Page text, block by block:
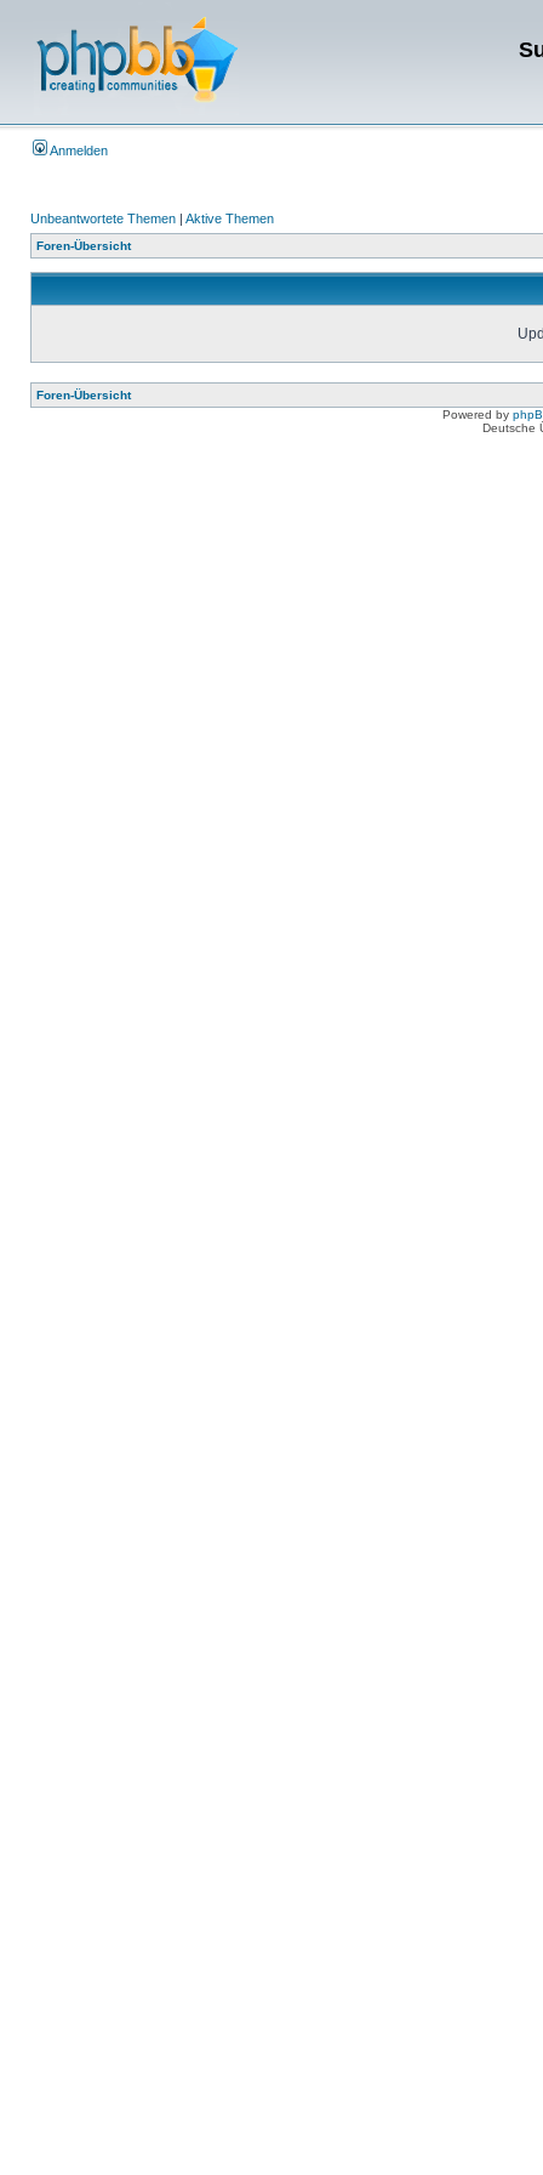
Anmelden
Unbeantwortete Themen | Aktive Themen
Foren-Übersicht
Foren-Übersicht
Powered by
Deutsche